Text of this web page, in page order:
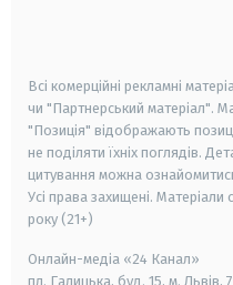
Всі комерційні рекламні
чи "Партнерський матеріал".
"Позиція" відображають
не поділяти їхніх поглядів.
цитування можна
Усі права захищені. Матеріали
року (21+)
Онлайн-медіа «24 Канал»
пл. Галицька, буд. 15, м. Львів,